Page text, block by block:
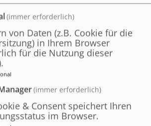
KURS
Grundlagen von E-
Government
des Saarlandes
Dr. Indra Spiecker genannt
Döhmann, LL.M.,
(immer erforderlich)
von Daten (z.B. Cookie für die
in Ihrem Browser
für die Nutzung dieser
(immer erforderlich)
& Consent speichert Ihren
im Browser.